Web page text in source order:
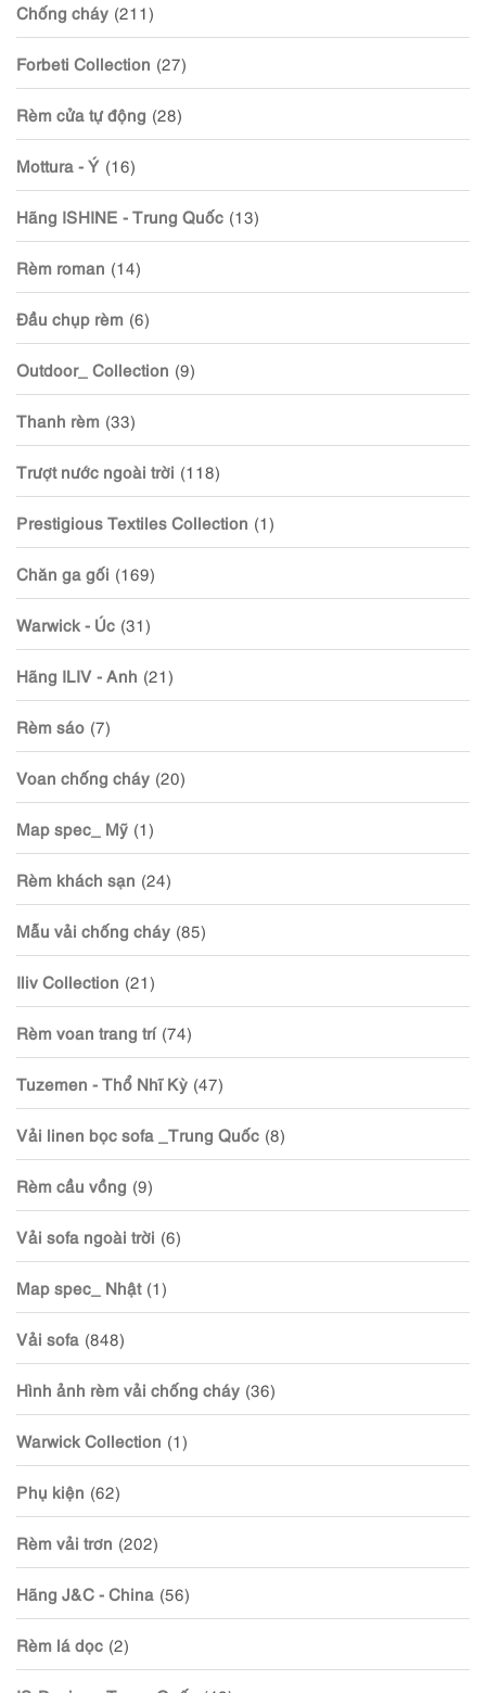
Chống cháy (211)
Forbeti Collection (27)
Rèm cửa tự động (28)
Mottura - Ý (16)
Hãng ISHINE - Trung Quốc (13)
Rèm roman (14)
Đầu chụp rèm (6)
Outdoor_ Collection (9)
Thanh rèm (33)
Trượt nước ngoài trời (118)
Prestigious Textiles Collection (1)
Chăn ga gối (169)
Warwick - Úc (31)
Hãng ILIV - Anh (21)
Rèm sáo (7)
Voan chống cháy (20)
Map spec_ Mỹ (1)
Rèm khách sạn (24)
Mẫu vải chống cháy (85)
Iliv Collection (21)
Rèm voan trang trí (74)
Tuzemen - Thổ Nhĩ Kỳ (47)
Vải linen bọc sofa _Trung Quốc (8)
Rèm cầu vồng (9)
Vải sofa ngoài trời (6)
Map spec_ Nhật (1)
Vải sofa (848)
Hình ảnh rèm vải chống cháy (36)
Warwick Collection (1)
Phụ kiện (62)
Rèm vải trơn (202)
Hãng J&C - China (56)
Rèm lá dọc (2)